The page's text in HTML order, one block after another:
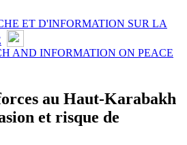
ET D'INFORMATION SUR LA
AND INFORMATION ON PEACE
au Haut-Karabakh
et risque de